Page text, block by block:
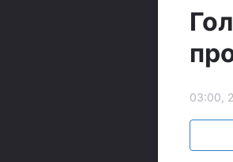
03:00,